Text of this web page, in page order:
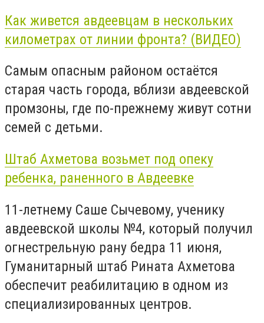
Как живется авдеевцам в нескольких
километрах от линии фронта? (ВИДЕО)
Самым опасным районом остаётся
старая часть города, вблизи авдеевской
промзоны, где по-прежнему живут сотни
семей с детьми.
Штаб Ахметова возьмет под опеку
ребенка, раненного в Авдеевке
11-летнему Саше Сычевому, ученику
авдеевской школы №4, который получил
огнестрельную рану бедра 11 июня,
Гуманитарный штаб Рината Ахметова
обеспечит реабилитацию в одном из
специализированных центров.